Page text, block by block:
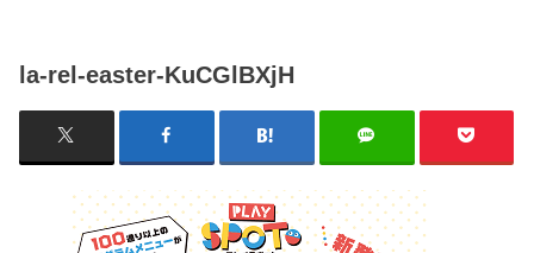
la-rel-easter-KuCGlBXjH